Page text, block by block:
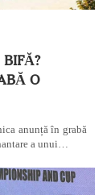
BIFĂ?
O
anunță în grabă
a unui…